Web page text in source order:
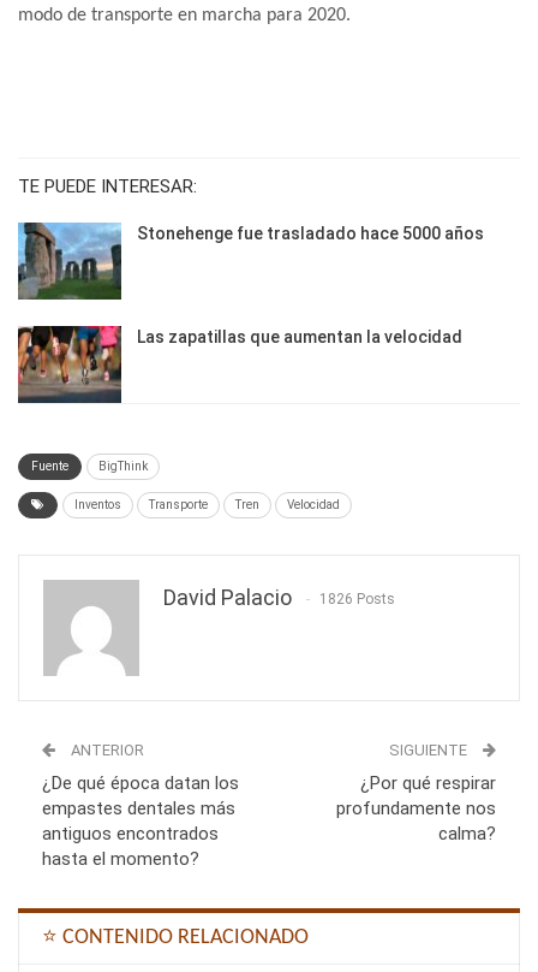
modo de transporte en marcha para 2020.
TE PUEDE INTERESAR:
Stonehenge fue trasladado hace 5000 años
Las zapatillas que aumentan la velocidad
Fuente BigThink
Inventos Transporte Tren Velocidad
David Palacio 1826 Posts
ANTERIOR
¿De qué época datan los
empastes dentales más
antiguos encontrados
hasta el momento?
SIGUIENTE
¿Por qué respirar
profundamente nos
calma?
⭐ CONTENIDO RELACIONADO